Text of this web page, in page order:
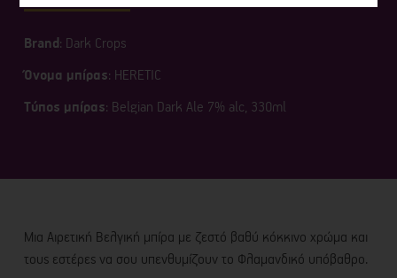
Brand : Dark Crops
Όνομα μπίρας: HERETIC
Τύπος μπίρας: Belgian Dark Ale 7% alc, 330ml
Μια Αιρετική Βελγική μπίρα με ζεστό βαθύ κόκκινο χρώμα και
τους εστέρες να σου υπενθυμίζουν το Φλαμανδικό υπόβαθρο.